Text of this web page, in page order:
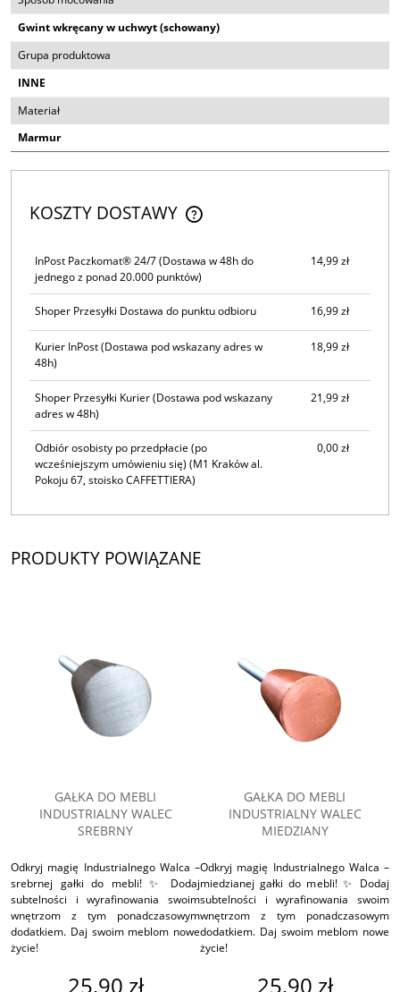
Gwint wkręcany w uchwyt (schowany)
Grupa produktowa
INNE
Materiał
Marmur
KOSZTY DOSTAWY
CENA NIE ZAWIERA EWENTUALNYCH KOSZTÓW PŁATNOŚCI
InPost Paczkomat® 24/7(Dostawa w 48h do
jednego z ponad 20.000 punktów)
14,99 zł
Shoper Przesyłki Dostawa do punktu odbioru 16,99 zł
Kurier InPost(Dostawa pod wskazany adres w
48h)
18,99 zł
Shoper Przesyłki Kurier(Dostawa pod wskazany
adres w 48h)
21,99 zł
Odbiór osobisty po przedpłacie (po
wcześniejszym umówieniu się) (M1 Kraków al.
Pokoju 67, stoisko CAFFETTIERA)
0,00 zł
PRODUKTY POWIĄZANE
GAŁKA DO MEBLI
INDUSTRIALNY WALEC
SREBRNY
Odkryj magię Industrialnego Walca –
srebrnej gałki do mebli! ✨ Dodaj
subtelności i wyrafinowania swoim
wnętrzom z tym ponadczasowym
dodatkiem. Daj swoim meblom nowe
życie!
25,90 zł
GAŁKA DO MEBLI
INDUSTRIALNY WALEC
MIEDZIANY
Odkryj magię Industrialnego Walca –
miedzianej gałki do mebli! ✨ Dodaj
subtelności i wyrafinowania swoim
wnętrzom z tym ponadczasowym
dodatkiem. Daj swoim meblom nowe
życie!
25,90 zł